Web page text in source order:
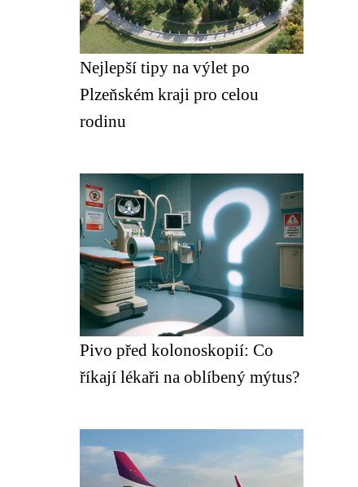
Nejlepší tipy na výlet po
Plzeňském kraji pro celou
rodinu
Pivo před kolonoskopií: Co
říkají lékaři na oblíbený mýtus?